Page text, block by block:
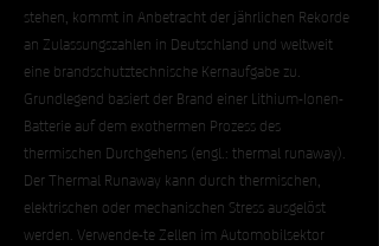
stehen, kommt in Anbetracht der jährlichen Rekorde
an Zulassungszahlen in Deutschland und weltweit
eine brandschutztechnische Kernaufgabe zu.
Grundlegend basiert der Brand einer Lithium-Ionen-
Batterie auf dem exothermen Prozess des
thermischen Durchgehens (engl.: thermal runaway).
Der Thermal Runaway kann durch thermischen,
elektrischen oder mechanischen Stress ausgelöst
werden. Verwende-te Zellen im Automobilsektor